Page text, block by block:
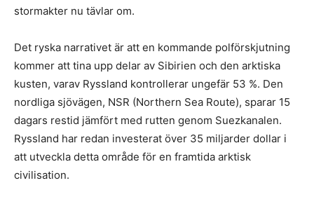
stormakter nu tävlar om.
Det ryska narrativet är att en kommande polförskjutning
kommer att tina upp delar av Sibirien och den arktiska
kusten, varav Ryssland kontrollerar ungefär 53 %. Den
nordliga sjövägen, NSR (Northern Sea Route), sparar 15
dagars restid jämfört med rutten genom Suezkanalen.
Ryssland har redan investerat över 35 miljarder dollar i
att utveckla detta område för en framtida arktisk
civilisation.